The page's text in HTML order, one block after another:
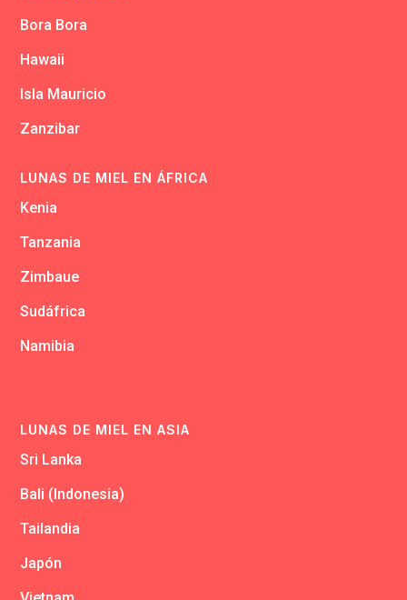
Bora Bora
Hawaii
Isla Mauricio
Zanzibar
LUNAS DE MIEL EN ÁFRICA
Kenia
Tanzania
Zimbaue
Sudáfrica
Namibia
LUNAS DE MIEL EN ASIA
Sri Lanka
Bali (Indonesia)
Tailandia
Japón